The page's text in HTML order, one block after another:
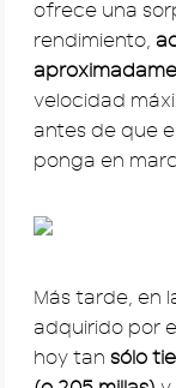
ofrece una
rendimiento,
velocidad
antes de que
ponga en
Más tarde, en
adquirido por
hoy tan sólo